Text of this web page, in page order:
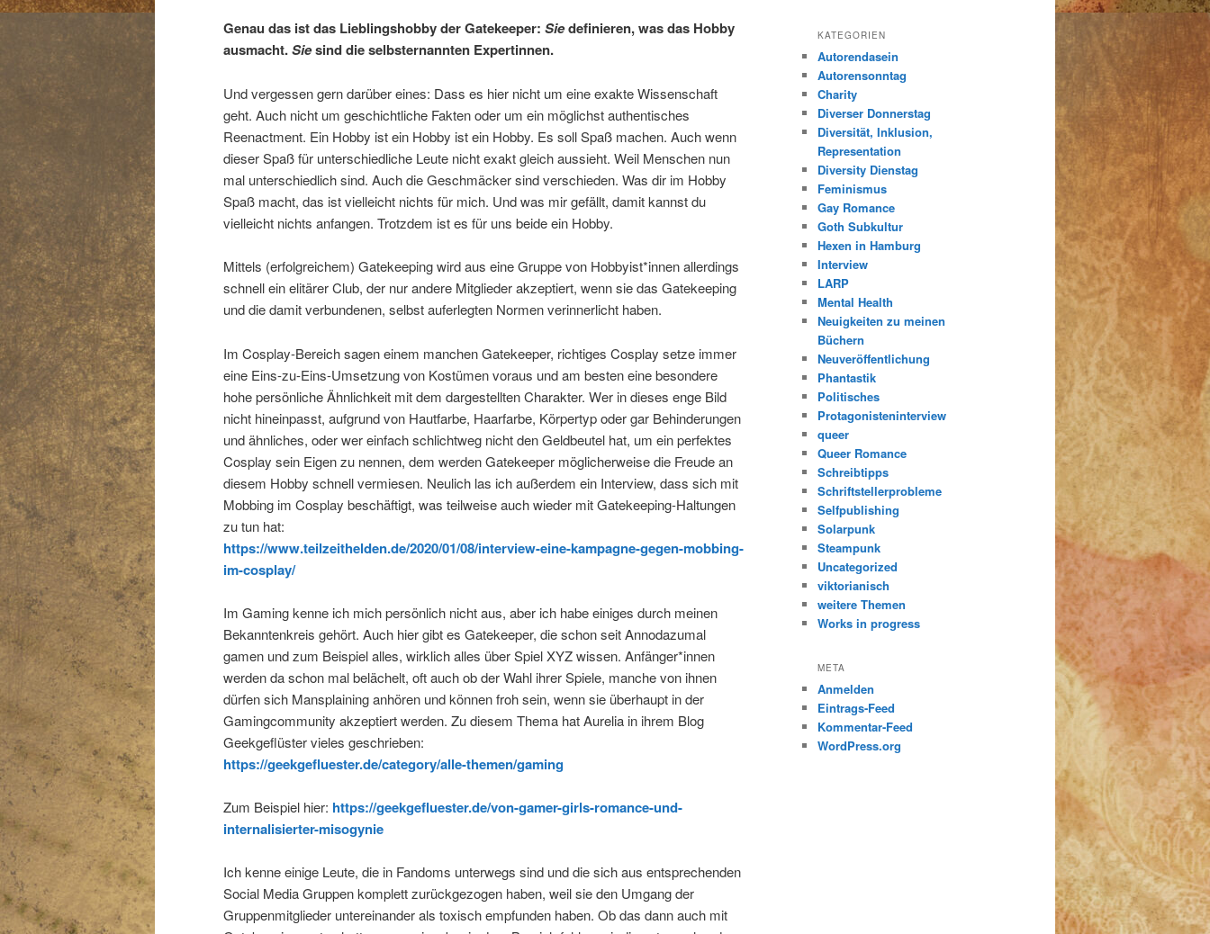
Genau das ist das Lieblingshobby der Gatekeeper: Siedefinieren, was das Hobby
ausmacht.Siesind die selbsternannten Expertinnen.
Und vergessen gern darüber eines: Dass es hier nicht um eine exakte Wissenschaft
geht. Auch nicht um geschichtliche Fakten oder um ein möglichst authentisches
Reenactment. Ein Hobby ist ein Hobby ist ein Hobby. Es soll Spaß machen. Auch wenn
dieser Spaß für unterschiedliche Leute nicht exakt gleich aussieht. Weil Menschen nun
mal unterschiedlich sind. Auch die Geschmäcker sind verschieden. Was dir im Hobby
Spaß macht, das ist vielleicht nichts für mich. Und was mir gefällt, damit kannst du
vielleicht nichts anfangen. Trotzdem ist es für uns beide ein Hobby.
Mittels (erfolgreichem) Gatekeeping wird aus eine Gruppe von Hobbyist*innen allerdings
schnell ein elitärer Club, der nur andere Mitglieder akzeptiert, wenn sie das Gatekeeping
und die damit verbundenen, selbst auferlegten Normen verinnerlicht haben.
Im Cosplay-Bereich sagen einem manchen Gatekeeper, richtiges Cosplay setze immer
eine Eins-zu-Eins-Umsetzung von Kostümen voraus und am besten eine besondere
hohe persönliche Ähnlichkeit mit dem dargestellten Charakter. Wer in dieses enge Bild
nicht hineinpasst, aufgrund von Hautfarbe, Haarfarbe, Körpertyp oder gar Behinderungen
und ähnliches, oder wer einfach schlichtweg nicht den Geldbeutel hat, um ein perfektes
Cosplay sein Eigen zu nennen, dem werden Gatekeeper möglicherweise die Freude an
diesem Hobby schnell vermiesen. Neulich las ich außerdem ein Interview, dass sich mit
Mobbing im Cosplay beschäftigt, was teilweise auch wieder mit Gatekeeping-Haltungen
zu tun hat:
https://www.teilzeithelden.de/2020/01/08/interview-eine-kampagne-gegen-mobbing-
im-cosplay/
Im Gaming kenne ich mich persönlich nicht aus, aber ich habe einiges durch meinen
Bekanntenkreis gehört. Auch hier gibt es Gatekeeper, die schon seit Annodazumal
gamen und zum Beispiel alles, wirklich alles über Spiel XYZ wissen. Anfänger*innen
werden da schon mal belächelt, oft auch ob der Wahl ihrer Spiele, manche von ihnen
dürfen sich Mansplaining anhören und können froh sein, wenn sie überhaupt in der
Gamingcommunity akzeptiert werden. Zu diesem Thema hat Aurelia in ihrem Blog
Geekgeflüster vieles geschrieben:
https://geekgefluester.de/category/alle-themen/gaming
Zum Beispiel hier: https://geekgefluester.de/von-gamer-girls-romance-und-
internalisierter-misogynie
Ich kenne einige Leute, die in Fandoms unterwegs sind und die sich aus entsprechenden
Social Media Gruppen komplett zurückgezogen haben, weil sie den Umgang der
Gruppenmitglieder untereinander als toxisch empfunden haben. Ob das dann auch mit
KATEGORIEN
Autorendasein
Autorensonntag
Charity
Diverser Donnerstag
Diversität, Inklusion,
Representation
Diversity Dienstag
Feminismus
Gay Romance
Goth Subkultur
Hexen in Hamburg
Interview
LARP
Mental Health
Neuigkeiten zu meinen
Büchern
Neuveröffentlichung
Phantastik
Politisches
Protagonisteninterview
queer
Queer Romance
Schreibtipps
Schriftstellerprobleme
Selfpublishing
Solarpunk
Steampunk
Uncategorized
viktorianisch
weitere Themen
Works in progress
META
Anmelden
Eintrags-Feed
Kommentar-Feed
WordPress.org